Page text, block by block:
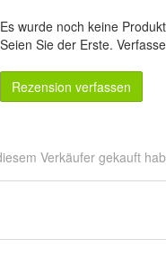
Es wurde noch keine
Seien Sie der Erste.
Rezension verfassen
Verkäufer gekauft